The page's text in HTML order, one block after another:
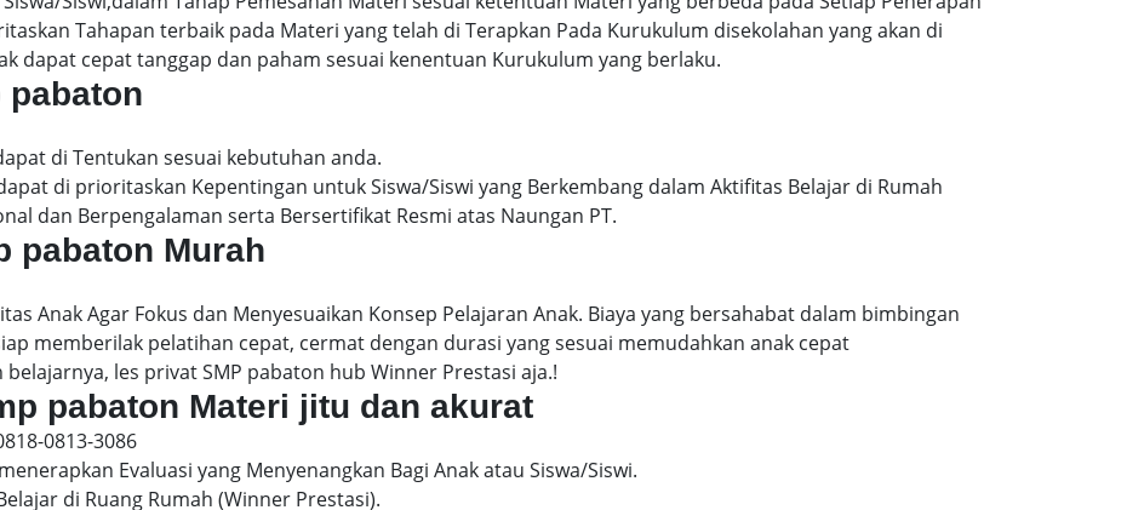
Tahapan terbaik pada Materi yang telah di Terapkan Pada Kurukulum disekolahan yang akan di
dapat cepat tanggap dan paham sesuai kenentuan Kurukulum yang berlaku.
di Tentukan sesuai kebutuhan anda.
di prioritaskan Kepentingan untuk Siswa/Siswi yang Berkembang dalam Aktifitas Belajar di Rumah
dan Berpengalaman serta Bersertifikat Resmi atas Naungan PT.
pabaton Murah
Anak Agar Fokus dan Menyesuaikan Konsep Pelajaran Anak. Biaya yang bersahabat dalam bimbingan
memberilak pelatihan cepat, cermat dengan durasi yang sesuai memudahkan anak cepat
les privat SMP pabaton hub Winner Prestasi aja.!
pabaton Materi jitu dan akurat
0813-3086
Evaluasi yang Menyenangkan Bagi Anak atau Siswa/Siswi.
di Ruang Rumah (Winner Prestasi).